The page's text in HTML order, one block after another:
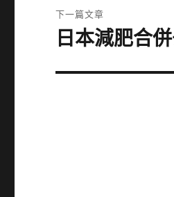
文
章:
下一篇文章
下
篇
日本減肥合